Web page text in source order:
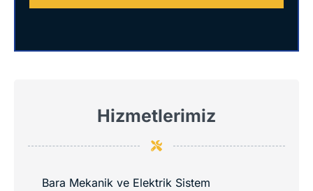
Hizmetlerimiz
Bara Mekanik ve Elektrik Sistem